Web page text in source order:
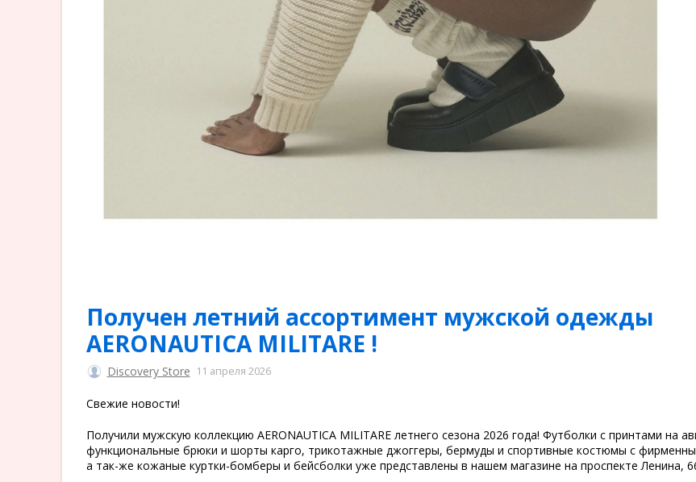
Получен летний ассортимент мужской одежды
AERONAUTICA MILITARE !
Discovery Store 11 апреля 2026
Свежие новости!
Получили мужскую коллекцию AERONAUTICA MILITARE летнего сезона 2026 года! Футболки с принтами на
функциональные брюки и шорты карго, трикотажные джоггеры, бермуды и спортивные костюмы с
а так-же кожаные куртки-бомберы и бейсболки уже представлены в нашем магазине на проспекте Ленина,